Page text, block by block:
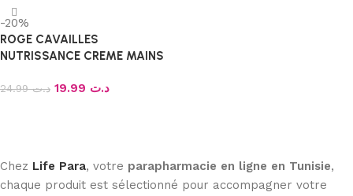
-20%
ROGE CAVAILLES
NUTRISSANCE CREME MAINS
د.ت24.99 د.ت
Chez Life Para, votre parapharmacie en ligne en Tunisie,
chaque produit est sélectionné pour accompagner votre